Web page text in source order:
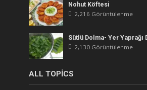
Nohut Köftesi
2,216 Görüntülenme
Sütlü Dolma- Yer Yaprağı
2,130 Görüntülenme
ALL TOPICS